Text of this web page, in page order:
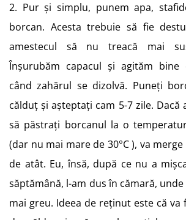
2. Pur și simplu, punem apa,
borcan. Acesta trebuie să fie
amestecul să nu treacă mai
Înșurubăm capacul și agităm bine
când zahărul se dizolvă. Puneți
călduț și așteptați cam 5-7 zile. Dacă
să păstrați borcanul la o
(dar nu mai mare de 30°C ), va
de atât. Eu, însă, după ce nu a
săptămână, l-am dus în cămară,
mai greu. Ideea de reținut este că va